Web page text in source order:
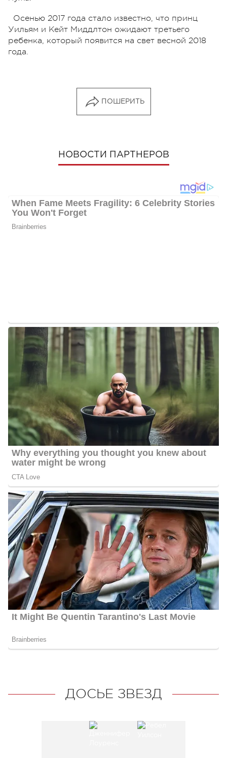
Осенью 2017 года стало известно, что принц
Уильям и Кейт Миддлтон ожидают третьего
ребенка, который появится на свет весной 2018
года.
ПОШЕРИТЬ
НОВОСТИ ПАРТНЕРОВ
ДОСЬЕ ЗВЕЗД